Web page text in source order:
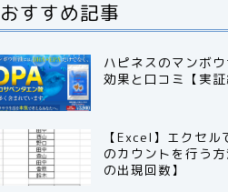
おすすめ記事
ハピネスのマンボ
効果と口コミ【実証
【Excel】エクセル
のカウントを行う
の出現回数】